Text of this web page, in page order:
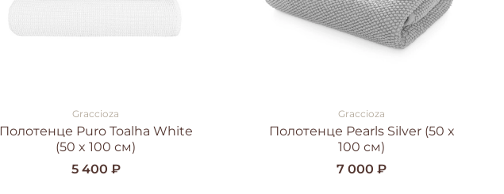
Graccioza
Полотенце Puro Toalha White
(50 x 100 см)
5 400 ₽
Graccioza
Полотенце Pearls Silver (50 x
100 см)
7 000 ₽